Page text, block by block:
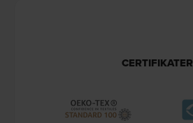
CERTIFIKATER